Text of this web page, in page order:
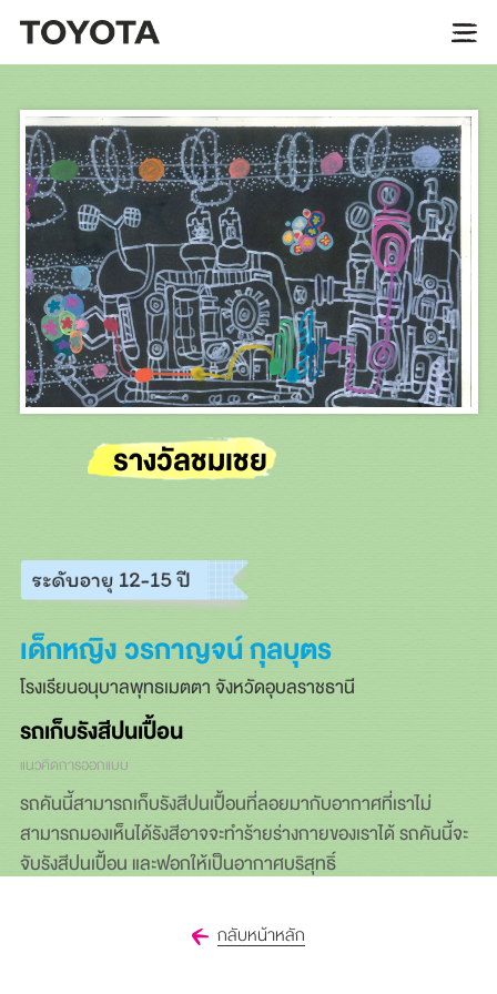
รางวัลชมเชย
เด็กหญิง วรกาญจน์ กุลบุตร
โรงเรียนอนุบาลพุทธเมตตา จังหวัดอุบลราชธานี
รถเก็บรังสีปนเปื้อน
แนวคิดการออกแบบ
รถคันนี้สามารถเก็บรังสีปนเปื้อนที่ลอยมากับอากาศที่เราไม่
สามารถมองเห็นได้รังสีอาจจะทำร้ายร่างกายของเราได้ รถคันนี้จะ
จับรังสีปนเปื้อน และฟอกให้เป็นอากาศบริสุทธิ์
กลับหน้าหลัก